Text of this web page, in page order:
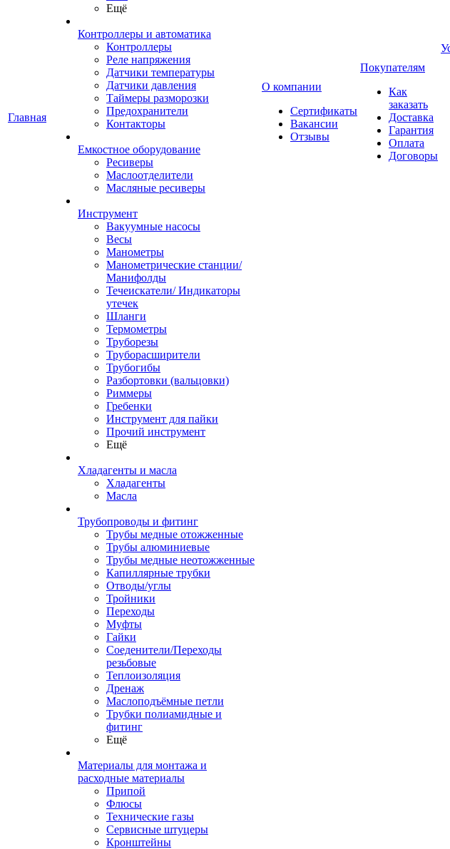
Главная
Ещё
Контроллеры и автоматика
Контроллеры
Реле напряжения
Датчики температуры
Датчики давления
Таймеры разморозки
Предохранители
Контакторы
Емкостное оборудование
Ресиверы
Маслоотделители
Масляные ресиверы
Инструмент
Вакуумные насосы
Весы
Манометры
Манометрические станции/
Манифолды
Течеискатели/ Индикаторы
утечек
Шланги
Термометры
Труборезы
Труборасширители
Трубогибы
Разбортовки (вальцовки)
Риммеры
Гребенки
Инструмент для пайки
Прочий инструмент
Ещё
Хладагенты и масла
Хладагенты
Масла
Трубопроводы и фитинг
Трубы медные отожженные
Трубы алюминиевые
Трубы медные неотожженные
Капиллярные трубки
Отводы/углы
Тройники
Переходы
Муфты
Гайки
Соеденители/Переходы
резьбовые
Теплоизоляция
Дренаж
Маслоподъёмные петли
Трубки полиамидные и
фитинг
Ещё
Материалы для монтажа и
расходные материалы
Припой
Флюсы
Технические газы
Сервисные штуцеры
Кронштейны
О компании
Сертификаты
Вакансии
Отзывы
Покупателям
Как
заказать
Доставка
Гарантия
Оплата
Договоры